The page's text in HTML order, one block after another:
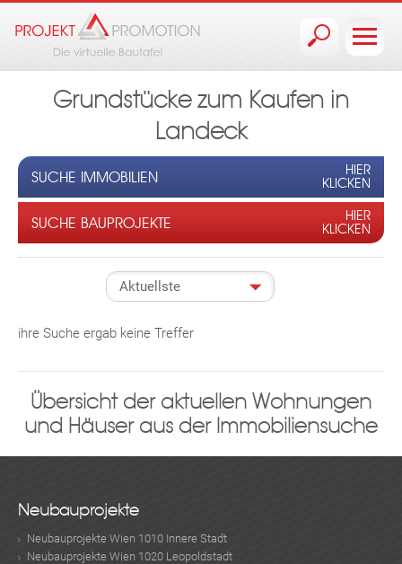
Grundstücke zum Kaufen in
Landeck
SUCHE IMMOBILIEN
HIER
KLICKEN
SUCHE BAUPROJEKTE
HIER
KLICKEN
ihre Suche ergab keine Treffer
Übersicht der aktuellen Wohnungen
und Häuser aus der Immobiliensuche
Neubauprojekte
Neubauprojekte Wien 1010 Innere Stadt
Neubauprojekte Wien 1020 Leopoldstadt